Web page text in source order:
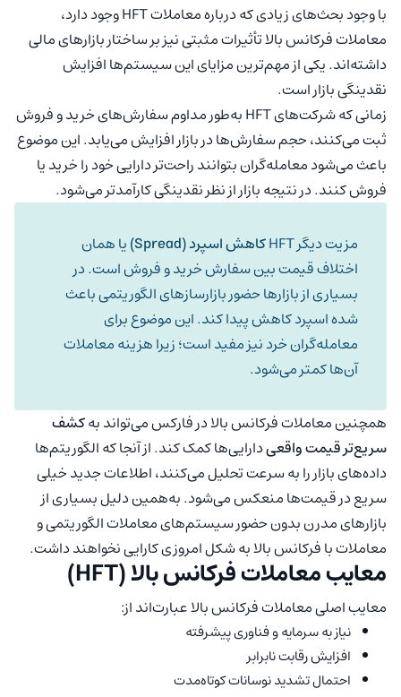
با وجود بحث‌های زیادی که درباره معاملات HFT وجود دارد،
معاملات فرکانس بالا تأثیرات مثبتی نیز بر ساختار بازارهای مالی
داشته‌اند. یکی از مهم‌ترین مزایای این سیستم‌ها افزایش
نقدینگی بازار است.
زمانی که شرکت‌های HFT به‌طور مداوم سفارش‌های خرید و فروش
ثبت می‌کنند، حجم سفارش‌ها در بازار افزایش می‌یابد. این موضوع
باعث می‌شود معامله‌گران بتوانند راحت‌تر دارایی خود را خرید یا
فروش کنند. در نتیجه بازار از نظر نقدینگی کارآمدتر می‌شود.
مزیت دیگر HFT کاهش اسپرد (Spread)
یا همان
اختلاف قیمت بین سفارش خرید و فروش است. در
بسیاری از بازارها حضور بازارسازهای الگوریتمی باعث
شده اسپرد کاهش پیدا کند. این موضوع برای
معامله‌گران خرد نیز مفید است؛ زیرا هزینه معاملات
آن‌ها کمتر می‌شود.
همچنین معاملات فرکانس بالا در فارکس می‌تواند بهکشف
سریع‌تر قیمت واقعیدارایی‌ها کمک کند. از آنجا که الگوریتم‌ها
داده‌های بازار را به سرعت تحلیل می‌کنند، اطلاعات جدید خیلی
سریع در قیمت‌ها منعکس می‌شود. به‌همین دلیل بسیاری از
بازارهای مدرن بدون حضور سیستم‌های معاملات الگوریتمی و
معاملات با فرکانس بالا به شکل امروزی کارایی نخواهند داشت.
معایب معاملات فرکانس بالا (HFT)
معایب اصلی معاملات فرکانس بالا عبارت‌اند از:
نیاز به سرمایه و فناوری پیشرفته
افزایش رقابت نابرابر
احتمال تشدید نوسانات کوتاه‌مدت